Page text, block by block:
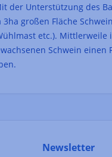
der Unterstützung des
großen Fläche
etc.). Mittlerweile
Schwein einen
Newsletter